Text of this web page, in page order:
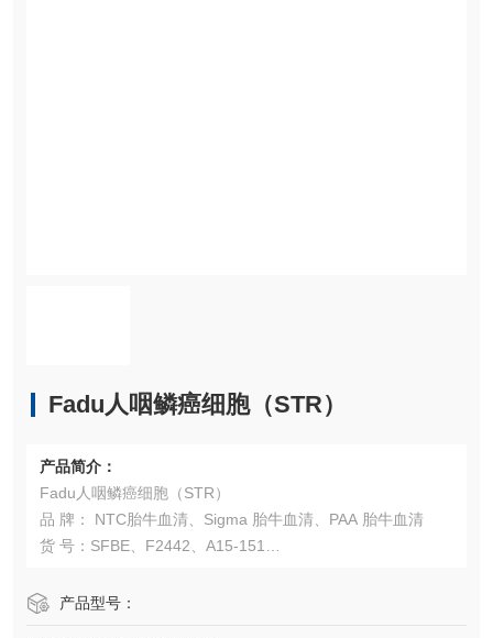
Fadu人咽鳞癌细胞（​STR）
产品简介：
Fadu人咽鳞癌细胞（​STR）
品 牌： NTC胎牛血清、Sigma 胎牛血清、PAA 胎牛血清
货 号：SFBE、F2442、A15-151
温馨提示：本产品仅限于非临床科研用途。
产品型号：